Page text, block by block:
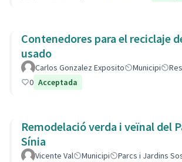
Contenedores para el reciclaje
usado
Carlos Gonzalez Exposito Municipi
0 Acceptada
Remodelació verda i veïnal del
Sínia
Vicente Val Municipi Parcs i Jardins